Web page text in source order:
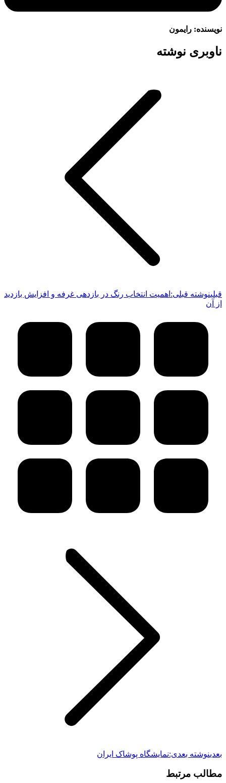
نویسنده: رایمون
ناوبری نوشته
قبلینوشته قبلی: اهمیت انتخاب رنگ در بازدهی غرفه و افزایش بازدید
از آن
بعدینوشته بعدی:نمایشگاه پوشاک ایران
مطالب مرتبط